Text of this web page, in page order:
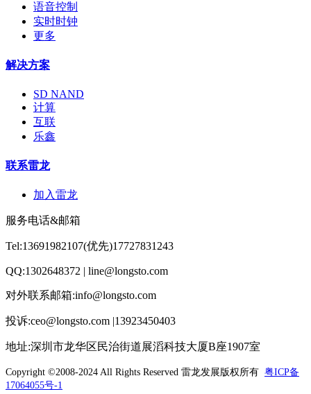
语音控制
实时时钟
更多
解决方案
SD NAND
计算
互联
乐鑫
联系雷龙
加入雷龙
服务电话&邮箱
Tel:13691982107(优先)17727831243
QQ:1302648372 | line@longsto.com
对外联系邮箱:info@longsto.com
投诉:ceo@longsto.com |13923450403
地址:深圳市龙华区民治街道展滔科技大厦B座1907室
Copyright ©2008-2024 All Rights Reserved 雷龙发展版权所有 粤ICP备
17064055号-1